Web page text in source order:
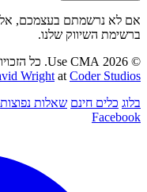
אם לא נרשמתם בעצמכם, אל
ברשימת השיווק שלנו.
© 2026 Use CMA. כל הזכויות שמורות.
Wright at Coder Studios
בלוג כלים חינם שאלות נפוצות
Facebook